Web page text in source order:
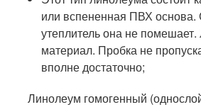
или вспененная ПВХ основа.
утеплитель она не
материал. Пробка не
вполне достаточно;
Линолеум гомогенный